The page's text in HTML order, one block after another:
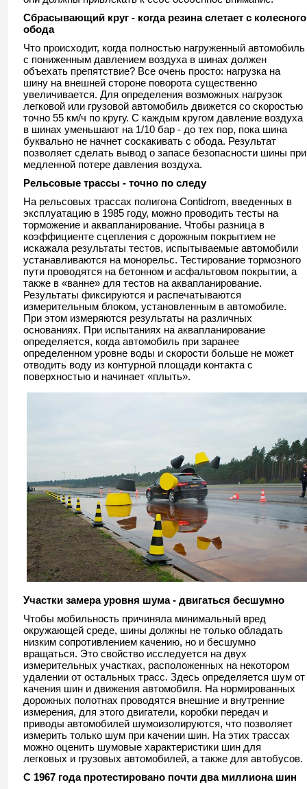
Сбрасывающий круг - когда резина слетает с колесного
обода
Что происходит, когда полностью нагруженный автомобиль
с пониженным давлением воздуха в шинах должен
объехать препятствие? Все очень просто: нагрузка на
шину на внешней стороне поворота существенно
увеличивается. Для определения возможных нагрузок
легковой или грузовой автомобиль движется со скоростью
точно 55 км/ч по кругу. С каждым кругом давление воздуха
в шинах уменьшают на 1/10 бар - до тех пор, пока шина
буквально не начнет соскакивать с обода. Результат
позволяет сделать вывод о запасе безопасности шины при
медленной потере давления воздуха.
Рельсовые трассы - точно по следу
На рельсовых трассах полигона Contidrom, введенных в
эксплуатацию в 1985 году, можно проводить тесты на
торможение и аквапланирование. Чтобы разница в
коэффициенте сцепления с дорожным покрытием не
искажала результаты тестов, испытываемые автомобили
устанавливаются на монорельс. Тестирование тормозного
пути проводятся на бетонном и асфальтовом покрытии, а
также в «ванне» для тестов на аквапланирование.
Результаты фиксируются и распечатываются
измерительным блоком, установленным в автомобиле.
При этом измеряются результаты на различных
основаниях. При испытаниях на аквапланирование
определяется, когда автомобиль при заранее
определенном уровне воды и скорости больше не может
отводить воду из контурной площади контакта с
поверхностью и начинает «плыть».
Участки замера уровня шума - двигаться бесшумно
Чтобы мобильность причиняла минимальный вред
окружающей среде, шины должны не только обладать
низким сопротивлением качению, но и бесшумно
вращаться. Это свойство исследуется на двух
измерительных участках, расположенных на некотором
удалении от остальных трасс. Здесь определяется шум от
качения шин и движения автомобиля. На нормированных
дорожных полотнах проводятся внешние и внутренние
измерения, для этого двигатели, коробки передач и
приводы автомобилей шумоизолируются, что позволяет
измерить только шум при качении шин. На этих трассах
можно оценить шумовые характеристики шин для
легковых и грузовых автомобилей, а также для автобусов.
С 1967 года протестировано почти два миллиона шин